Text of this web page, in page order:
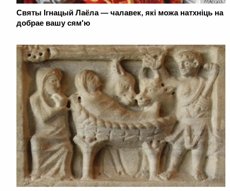
Святы Ігнацый Лаёла — чалавек, які можа натхніць на
добрае вашу сям'ю